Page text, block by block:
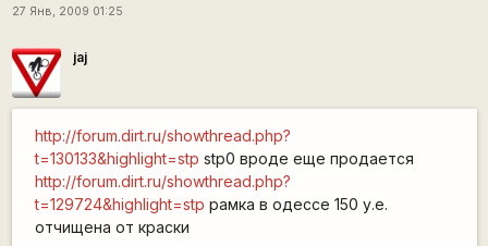
27 Янв, 2009 01:25
jaj
http://forum.dirt.ru/showthread.php?
t=130133&highlight=stp stp0 вроде еще продается
http://forum.dirt.ru/showthread.php?
t=129724&highlight=stp рамка в одессе 150 у.е.
отчищена от краски